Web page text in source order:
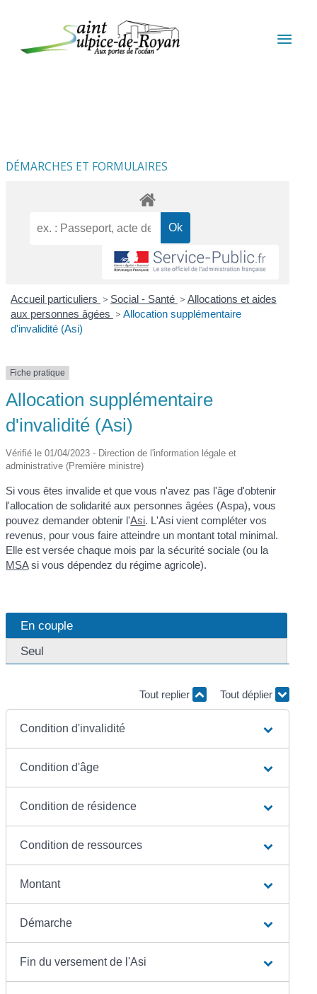
DÉMARCHES ET FORMULAIRES
Accueil particuliers > Social - Santé > Allocations et aides
aux personnes âgées > Allocation supplémentaire
d'invalidité (Asi)
Fiche pratique
Allocation supplémentaire
d'invalidité (Asi)
Vérifié le 01/04/2023 - Direction de l'information légale et
administrative (Première ministre)
Si vous êtes invalide et que vous n'avez pas l'âge d'obtenir
l'allocation de solidarité aux personnes âgées (Aspa), vous
pouvez demander obtenir l'Asi. L'Asi vient compléter vos
revenus, pour vous faire atteindre un montant total minimal.
Elle est versée chaque mois par la sécurité sociale (ou la
MSAsi vous dépendez du régime agricole).
En couple
Seul
Tout replier Tout déplier
Condition d'invalidité
Condition d'âge
Condition de résidence
Condition de ressources
Montant
Démarche
Fin du versement de l'Asi